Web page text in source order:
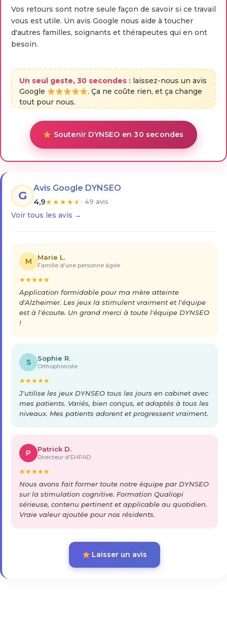
Vos retours sont notre seule façon de savoir si ce travail
vous est utile. Un avis Google nous aide à toucher
d'autres familles, soignants et thérapeutes qui en ont
besoin.
Un seul geste, 30 secondes : laissez-nous un avis
Google
. Ça ne coûte rien, et ça change
tout pour nous.
Soutenir DYNSEO en 30 secondes
G
Avis Google DYNSEO
4,9★★★★★ · 49 avis
Voir tous les avis →
M Marie L.
Famille d'une personne âgée
★★★★★
Application formidable pour ma mère atteinte
d'Alzheimer. Les jeux la stimulent vraiment et l'équipe
est à l'écoute. Un grand merci à toute l'équipe DYNSEO
!
S Sophie R.
Orthophoniste
★★★★★
J'utilise les jeux DYNSEO tous les jours en cabinet avec
mes patients. Variés, bien conçus, et adaptés à tous les
niveaux. Mes patients adorent et progressent vraiment.
P Patrick D.
Directeur d'EHPAD
★★★★★
Nous avons fait former toute notre équipe par DYNSEO
sur la stimulation cognitive. Formation Qualiopi
sérieuse, contenu pertinent et applicable au quotidien.
Vraie valeur ajoutée pour nos résidents.
Laisser un avis